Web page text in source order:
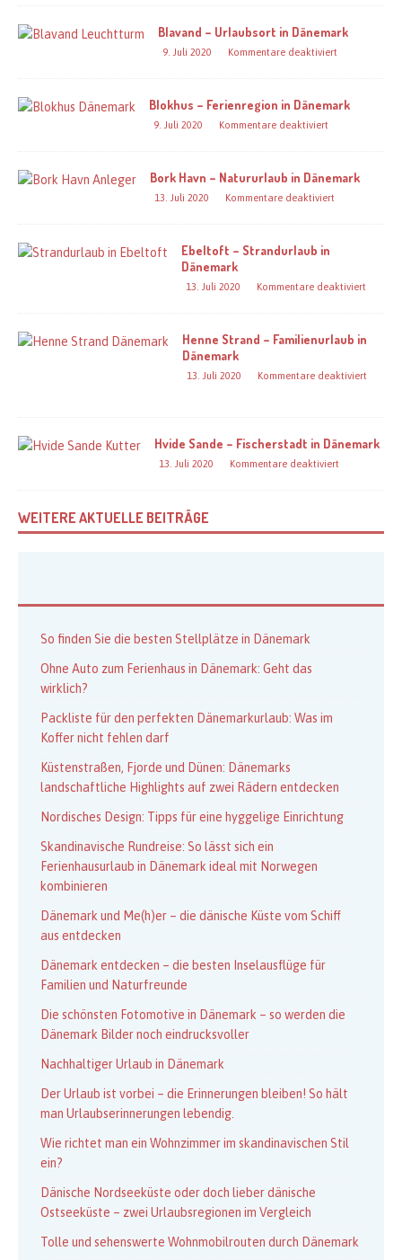
Blavand – Urlaubsort in Dänemark
9. Juli 2020 Kommentare deaktiviert
Blokhus – Ferienregion in Dänemark
9. Juli 2020 Kommentare deaktiviert
Bork Havn – Natururlaub in Dänemark
13. Juli 2020 Kommentare deaktiviert
Ebeltoft – Strandurlaub in
Dänemark
13. Juli 2020 Kommentare deaktiviert
Henne Strand – Familienurlaub in
Dänemark
13. Juli 2020 Kommentare deaktiviert
Hvide Sande – Fischerstadt in Dänemark
13. Juli 2020 Kommentare deaktiviert
WEITERE AKTUELLE BEITRÄGE
So finden Sie die besten Stellplätze in Dänemark
Ohne Auto zum Ferienhaus in Dänemark: Geht das
wirklich?
Packliste für den perfekten Dänemarkurlaub: Was im
Koffer nicht fehlen darf
Küstenstraßen, Fjorde und Dünen: Dänemarks
landschaftliche Highlights auf zwei Rädern entdecken
Nordisches Design: Tipps für eine hyggelige Einrichtung
Skandinavische Rundreise: So lässt sich ein
Ferienhausurlaub in Dänemark ideal mit Norwegen
kombinieren
Dänemark und Me(h)er – die dänische Küste vom Schiff
aus entdecken
Dänemark entdecken – die besten Inselausflüge für
Familien und Naturfreunde
Die schönsten Fotomotive in Dänemark – so werden die
Dänemark Bilder noch eindrucksvoller
Nachhaltiger Urlaub in Dänemark
Der Urlaub ist vorbei – die Erinnerungen bleiben! So hält
man Urlaubserinnerungen lebendig.
Wie richtet man ein Wohnzimmer im skandinavischen Stil
ein?
Dänische Nordseeküste oder doch lieber dänische
Ostseeküste – zwei Urlaubsregionen im Vergleich
Tolle und sehenswerte Wohnmobilrouten durch Dänemark